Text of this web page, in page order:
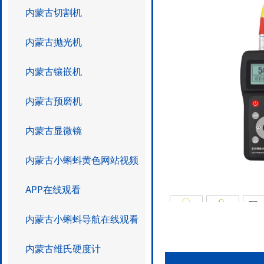
内蒙古切割机
内蒙古抛光机
内蒙古镶嵌机
内蒙古预磨机
内蒙古显微镜
内蒙古小蝌蚪黄色网站视频
APP在线观看
内蒙古小蝌蚪导航在线观看
内蒙古维氏硬度计